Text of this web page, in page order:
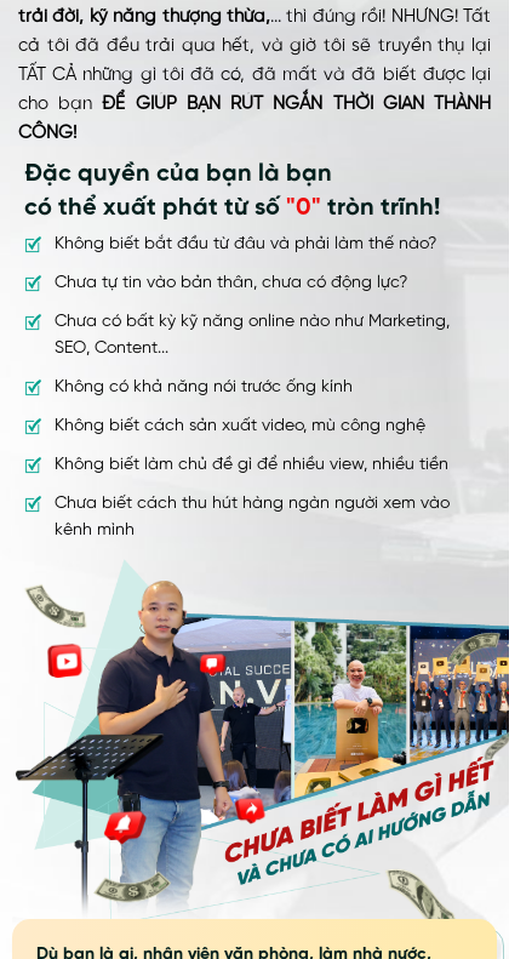
trải đời, kỹ năng thượng thừa,... thì đúng rồi! NHƯNG! Tất
cả tôi đã đều trải qua hết, và giờ tôi sẽ truyền thụ lại
TẤT CẢ những gì tôi đã có, đã mất và đã biết được lại
cho bạnĐỂ GIÚP BẠN RÚT NGẮN THỜI GIAN THÀNH
CÔNG!
Đặc quyền của bạn là bạn
có thể xuất phát từ số "0" tròn trĩnh!
Không biết bắt đầu từ đâu và phải làm thế nào?
Chưa tự tin vào bản thân, chưa có động lực?
Chưa có bất kỳ kỹ năng online nào như Marketing,
SEO, Content...
Không có khả năng nói trước ống kính
Không biết cách sản xuất video, mù công nghệ
Không biết làm chủ đề gì để nhiều view, nhiều tiền
Chưa biết cách thu hút hàng ngàn người xem vào
kênh mình
Dù bạn là ai, nhân viên văn phòng, làm nhà nước,